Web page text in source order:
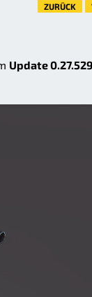
ZURÜCK
Update